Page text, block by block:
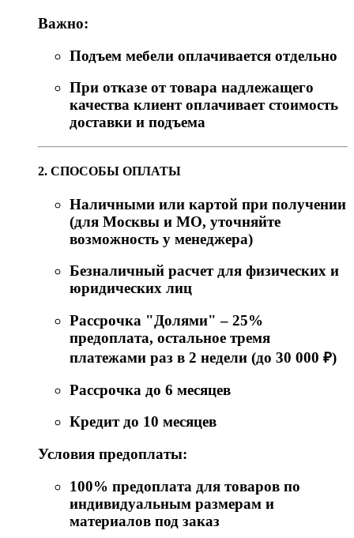
Важно:
Подъем мебели оплачивается отдельно
При отказе от товара надлежащего
качества клиент оплачивает стоимость
доставки и подъема
2. СПОСОБЫ ОПЛАТЫ
Наличными или картой при получении
(для Москвы и МО, уточняйте
возможность у менеджера)
Безналичный расчет для физических и
юридических лиц
Рассрочка "Долями" – 25%
предоплата, остальное тремя
платежами раз в 2 недели (до 30 000 ₽)
Рассрочка до 6 месяцев
Кредит до 10 месяцев
Условия предоплаты:
100% предоплата для товаров по
индивидуальным размерам и
материалов под заказ